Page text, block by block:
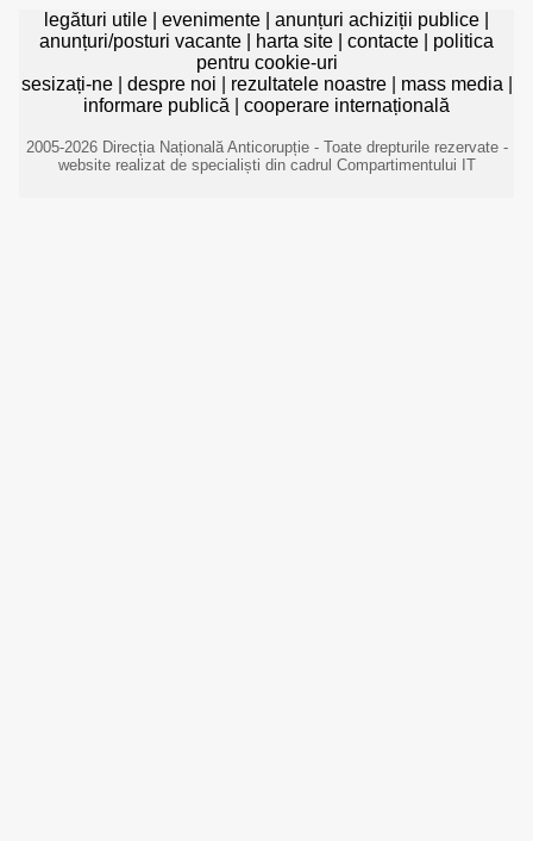
legături utile
evenimente anunțuri achiziții publice
anunțuri/posturi vacante
harta site contacte
politica
pentru cookie-uri
sesizați-ne| despre noi rezultatele noastre| mass media
informare publică
cooperare internațională
2005-2026 Direcția Națională Anticorupție - Toate drepturile rezervate -
website realizat de specialiști din cadrul Compartimentului IT